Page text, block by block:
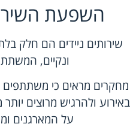
השפעת
שירותים ניידים הם חלק
ונקיים,
מחקרים מראים כי משתתפים
באירוע ולהרגיש מרוצים
על המארגנים